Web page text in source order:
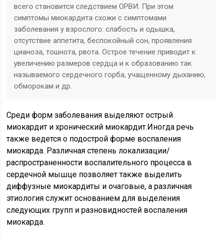
всего становится следствием ОРВИ. При этом
симптомы миокардита схожи с симптомами
заболевания у взрослого: слабость и одышка,
отсутствие аппетита, беспокойный сон, проявления
цианоза, тошнота, рвота. Острое течение приводит к
увеличению размеров сердца и к образованию так
называемого сердечного горба, учащенному дыханию,
обморокам и др.
Среди форм заболевания выделяют острый
миокардит и хронический миокардит.Иногда речь
также ведется о подострой форме воспаления
миокарда. Различная степень локализации/
распространенности воспалительного процесса в
сердечной мышце позволяет также выделить
диффузные миокардиты и очаговые, а различная
этиология служит основанием для выделения
следующих групп и разновидностей воспаления
миокарда.